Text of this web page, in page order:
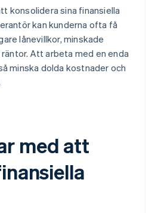
konsolidera sina finansiella
kan kunderna ofta få
lånevillkor, minskade
Att arbeta med en enda
minska dolda kostnader och
med att